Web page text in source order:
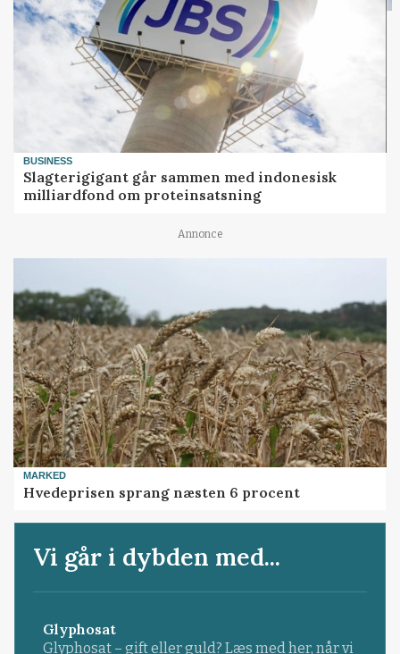
BUSINESS
Slagterigigant går sammen med indonesisk
milliardfond om proteinsatsning
Annonce
MARKED
Hvedeprisen sprang næsten 6 procent
Vi går i dybden med...
Glyphosat
Glyphosat – gift eller guld? Læs med her, når vi